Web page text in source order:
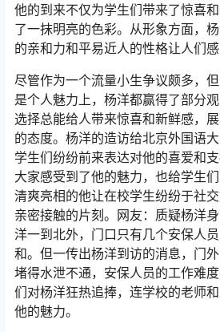
他的到来不仅为学生们带来了惊喜
了一抹明亮的色彩。从形象方面，
的亲和力和平易近人的性格让人们感
尽管作为一个流量小生争议颇多，
是个人魅力上，杨洋都赢得了部分
选择总能给人带来惊喜和新鲜感，
的态度。杨洋的造访给北京外国语大
学生们纷纷前来表达对他的喜爱和
大家感受到了他的魅力，也给学生们
清爽亮相的他让在校学生纷纷于社
亲密接触的片刻。网友：质疑杨洋
洋一到北外，门口只有几个安保人
和。但一传出杨洋到访的消息，门外
堵得水泄不通，安保人员的工作难
们对杨洋狂热追捧，连学校的老师
他的魅力。